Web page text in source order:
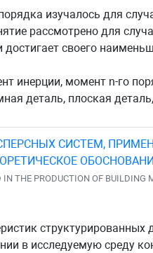
изучалось для
рассмотрено для
своего
инерции, момент n-го
деталь, плоская
СИСТЕМ,
THE PRODUCTION OF BUILDING
в исследуемую среду